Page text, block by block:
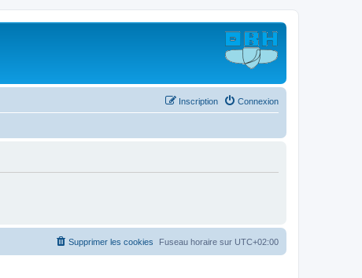
Connexion
Inscription
Fuseau horaire sur UTC+02:00
Supprimer les cookies